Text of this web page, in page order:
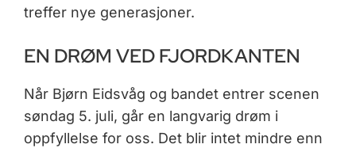
treffer nye generasjoner.
EN DRØM VED FJORDKANTEN
Når Bjørn Eidsvåg og bandet entrer scenen
søndag 5. juli, går en langvarig drøm i
oppfyllelse for oss. Det blir intet mindre enn